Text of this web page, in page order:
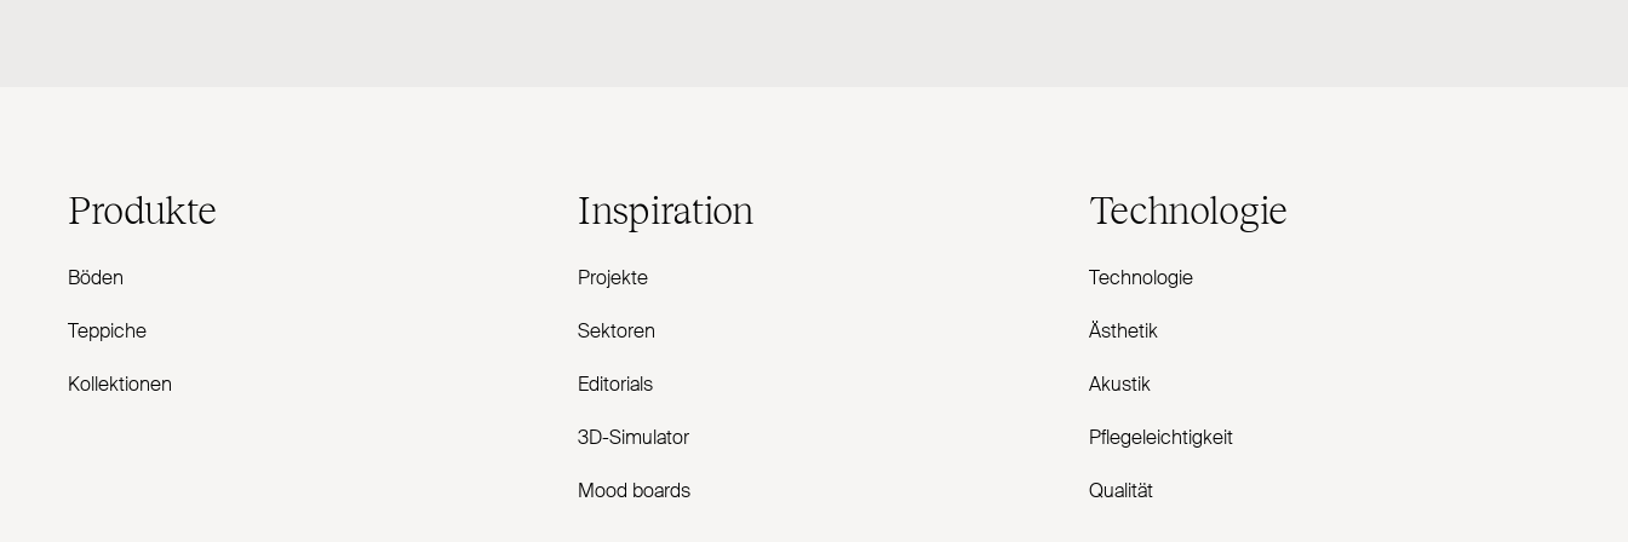
Produkte
Böden
Teppiche
Kollektionen
Inspiration
Projekte
Sektoren
Editorials
3D-Simulator
Mood boards
Technologie
Technologie
Ästhetik
Akustik
Pflegeleichtigkeit
Qualität